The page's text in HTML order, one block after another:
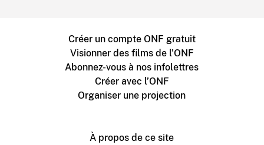
Créer un compte ONF gratuit
Visionner des films de l'ONF
Abonnez-vous à nos infolettres
Créer avec l’ONF
Organiser une projection
À propos de ce site